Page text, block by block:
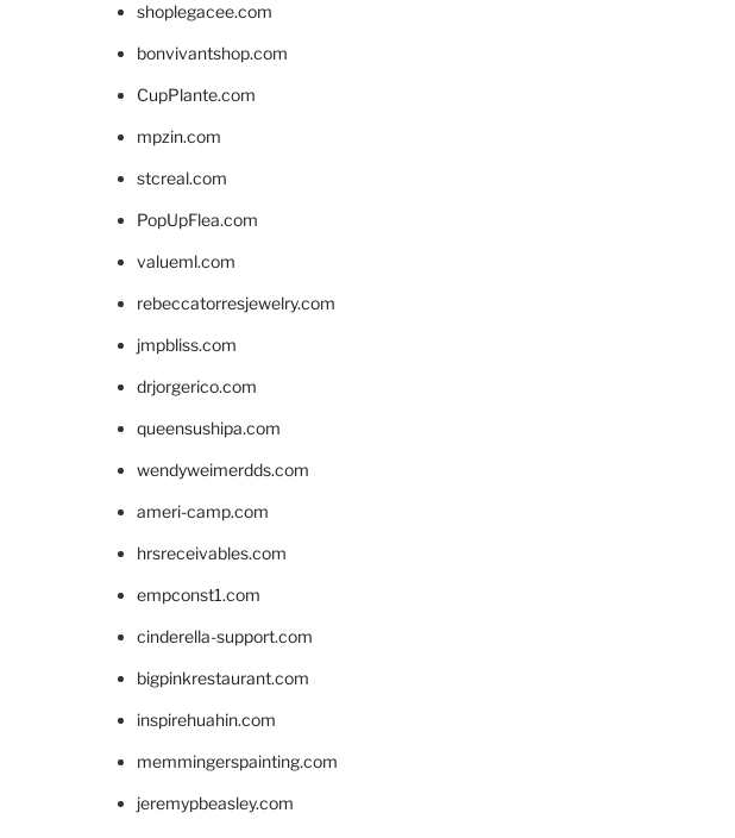
shoplegacee.com
bonvivantshop.com
CupPlante.com
mpzin.com
stcreal.com
PopUpFlea.com
valueml.com
rebeccatorresjewelry.com
jmpbliss.com
drjorgerico.com
queensushipa.com
wendyweimerdds.com
ameri-camp.com
hrsreceivables.com
empconst1.com
cinderella-support.com
bigpinkrestaurant.com
inspirehuahin.com
memmingerspainting.com
jeremypbeasley.com